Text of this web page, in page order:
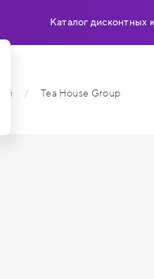
Каталог дисконтных
/ Tea House Group